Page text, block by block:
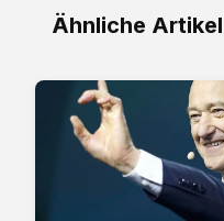
Ähnliche Artikel